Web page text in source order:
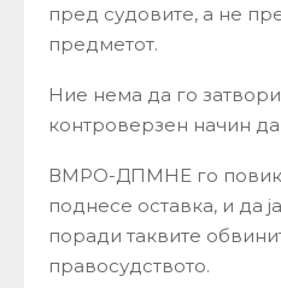
пред судовите, а не
предметот.
Ние нема да го
контроверзен начин
ВМРО-ДПМНЕ го
поднесе оставка, и да
поради таквите
правосудството.